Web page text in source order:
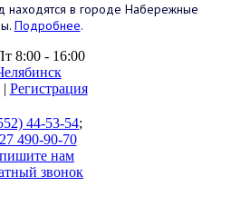
находятся в городе Набережные
Подробнее.
8:00 - 16:00
| Регистрация
44-53-54;
490-90-70
нам
звонок